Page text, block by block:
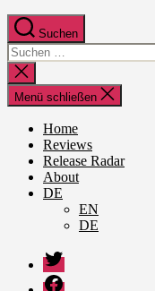
Suchen
Suche
nach:
Suche
schließen
Menü schließen
Home
Reviews
Release Radar
About
DE
EN
DE
Twitter
Facebook